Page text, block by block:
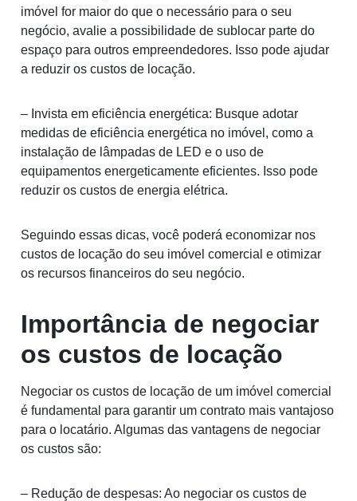
imóvel for maior do que o necessário para o seu
negócio, avalie a possibilidade de sublocar parte do
espaço para outros empreendedores. Isso pode ajudar
a reduzir os custos de locação.
– Invista em eficiência energética: Busque adotar
medidas de eficiência energética no imóvel, como a
instalação de lâmpadas de LED e o uso de
equipamentos energeticamente eficientes. Isso pode
reduzir os custos de energia elétrica.
Seguindo essas dicas, você poderá economizar nos
custos de locação do seu imóvel comercial e otimizar
os recursos financeiros do seu negócio.
Importância de negociar
os custos de locação
Negociar os custos de locação de um imóvel comercial
é fundamental para garantir um contrato mais vantajoso
para o locatário. Algumas das vantagens de negociar
os custos são:
– Redução de despesas: Ao negociar os custos de